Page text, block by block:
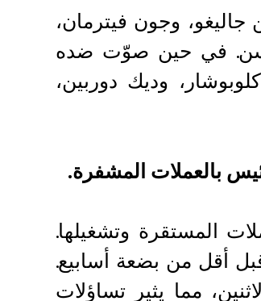
وجون فيترمان،
حسن. في حين صوّت ضده
وديك دوربين،
بالعملات المشفرة.
المستقرة وتشغيلها.
أقل من بضعة أسابيع.
مما يثير تساؤلات